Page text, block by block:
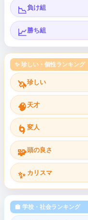
📉負け組
📈 勝ち組
✨ 珍しい・個性ランキング
🦄珍しい
🧠 天才
🌀 変人
🧩頭の良さ
✨ カリスマ
🏫 学校・社会ランキング